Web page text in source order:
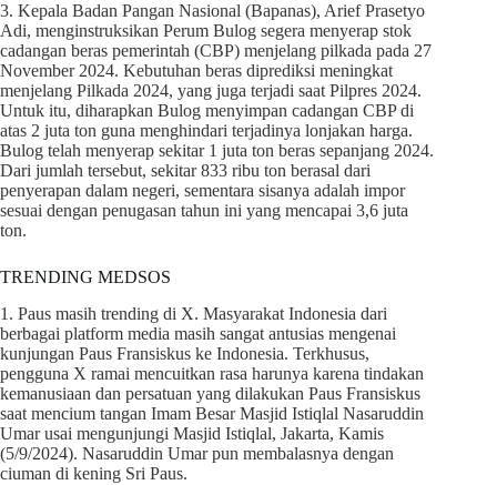
3. Kepala Badan Pangan Nasional (Bapanas), Arief Prasetyo
Adi, menginstruksikan Perum Bulog segera menyerap stok
cadangan beras pemerintah (CBP) menjelang pilkada pada 27
November 2024. Kebutuhan beras diprediksi meningkat
menjelang Pilkada 2024, yang juga terjadi saat Pilpres 2024.
Untuk itu, diharapkan Bulog menyimpan cadangan CBP di
atas 2 juta ton guna menghindari terjadinya lonjakan harga.
Bulog telah menyerap sekitar 1 juta ton beras sepanjang 2024.
Dari jumlah tersebut, sekitar 833 ribu ton berasal dari
penyerapan dalam negeri, sementara sisanya adalah impor
sesuai dengan penugasan tahun ini yang mencapai 3,6 juta
ton.
TRENDING MEDSOS
1. Paus masih trending di X. Masyarakat Indonesia dari
berbagai platform media masih sangat antusias mengenai
kunjungan Paus Fransiskus ke Indonesia. Terkhusus,
pengguna X ramai mencuitkan rasa harunya karena tindakan
kemanusiaan dan persatuan yang dilakukan Paus Fransiskus
saat mencium tangan Imam Besar Masjid Istiqlal Nasaruddin
Umar usai mengunjungi Masjid Istiqlal, Jakarta, Kamis
(5/9/2024). Nasaruddin Umar pun membalasnya dengan
ciuman di kening Sri Paus.